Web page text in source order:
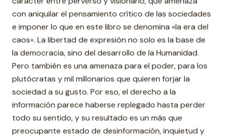
con aniquilar el pensamiento crítico de las sociedades
e imponer lo que en este libro se denomina «la era del
caos». La libertad de expresión no solo es la base de
la democracia, sino del desarrollo de la Humanidad.
Pero también es una amenaza para el poder, para los
plutócratas y mil millonarios que quieren forjar la
sociedad a su gusto. Por eso, el derecho a la
información parece haberse replegado hasta perder
todo su sentido, y su resultado es un más que
preocupante estado de desinformación, inquietud y